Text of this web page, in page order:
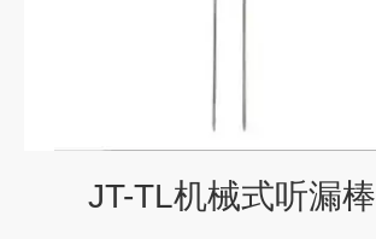
JT-TL机械式听漏棒